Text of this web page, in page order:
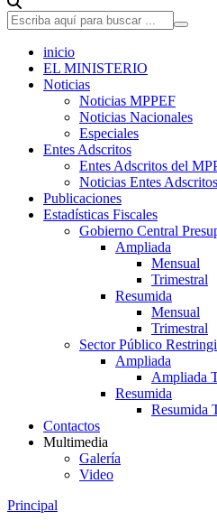
inicio
EL MINISTERIO
Noticias
Noticias MPPEF
Noticias Nacionales
Especiales
Entes Adscritos
Entes Adscritos del
Noticias Entes Adscritos
Publicaciones
Estadísticas Fiscales
Gobierno Central
Ampliada
Mensual
Trimestral
Resumida
Mensual
Trimestral
Sector Público
Ampliada
Ampliada
Resumida
Resumida
Contactos
Multimedia
Galería
Video
Principal